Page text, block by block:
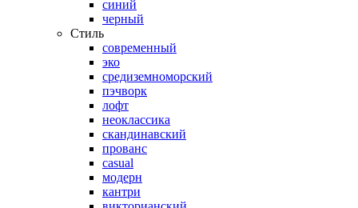
синий
черный
Стиль
современный
эко
средиземноморский
пэчворк
лофт
неоклассика
скандинавский
прованс
casual
модерн
кантри